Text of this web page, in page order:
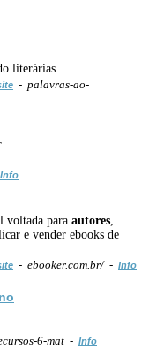
literárias
- palavras-ao-
Info
voltada para autores
e vender ebooks de
- ebooker.com.br/ - Info
6-mat - Info